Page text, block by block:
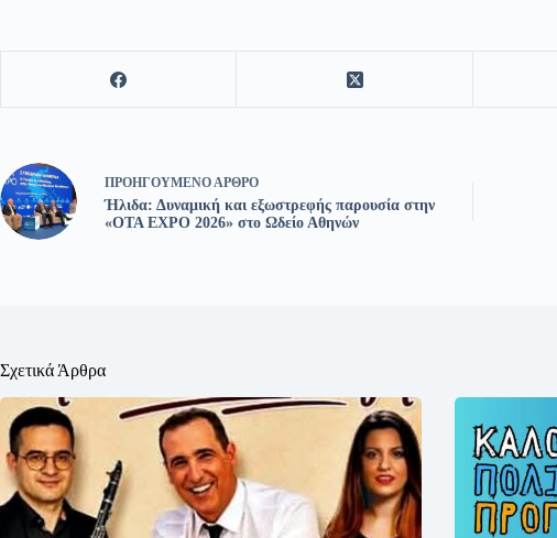
ΠΡΟΗΓΟΎΜΕΝΟ ΆΡΘΡΟ
Ήλιδα: Δυναμική και εξωστρεφής παρουσία στην
«OTA EXPO 2026» στο Ωδείο Αθηνών
Σχετικά Άρθρα